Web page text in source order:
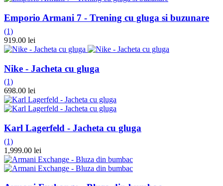
Emporio Armani 7 - Trening cu gluga si buzunare
(1)
919.00 lei
Nike - Jacheta cu gluga
(1)
698.00 lei
Karl Lagerfeld - Jacheta cu gluga
(1)
1,999.00 lei